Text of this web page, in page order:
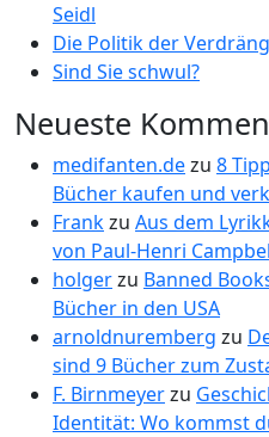
Seidl
Die Politik der
Sind Sie schwul?
Neueste
medifanten.dezu 8
Bücher kaufen und
Frankzu Aus dem
von Paul-Henri
holgerzu Banned
Bücher in den USA
arnoldnuremberg zu
sind 9 Bücher zum
F. Birnmeyerzu
Identität: Wo kommst